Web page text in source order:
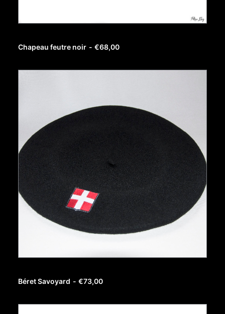
AJOUTER AU PANIER
Chapeau feutre noir €68,00
AJOUTER AU PANIER
Béret Savoyard €73,00